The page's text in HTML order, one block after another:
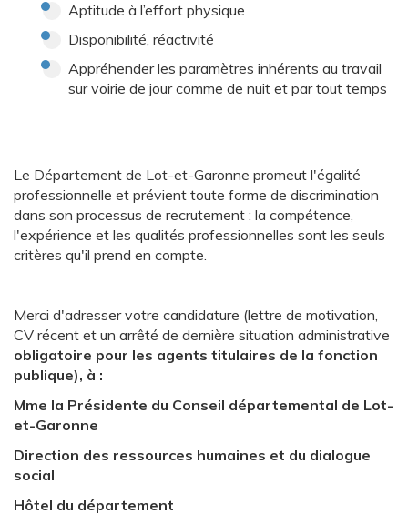
Aptitude à l’effort physique
Disponibilité, réactivité
Appréhender les paramètres inhérents au travail
sur voirie de jour comme de nuit et par tout temps
Le Département de Lot-et-Garonne promeut l'égalité
professionnelle et prévient toute forme de discrimination
dans son processus de recrutement : la compétence,
l'expérience et les qualités professionnelles sont les seuls
critères qu'il prend en compte.
Merci d'adresser votre candidature (lettre de motivation,
CV récent et un arrêté de dernière situation administrative
obligatoire pour les agents titulaires de la fonction
publique), à :
Mme la Présidente du Conseil départemental de Lot-
et-Garonne
Direction des ressources humaines et du dialogue
social
Hôtel du département